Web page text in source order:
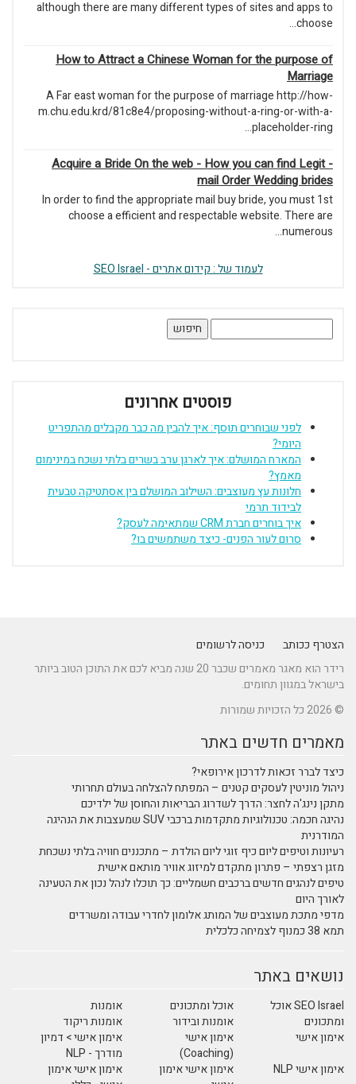
although there are many different types of sites and apps to
choose...
How to Attract a Chinese Woman for the purpose of
Marriage
A Far east woman for the purpose of marriage http://how-
m.chu.edu.krd/81c8e4/proposing-without-a-ring-or-with-a-
placeholder-ring...
Acquire a Bride On the web - How you can find Legit -
mail Order Wedding brides
In order to find the appropriate mail buy bride, you must 1st
choose a efficient and respectable website. There are
numerous...
לעמוד של : קידום אתרים - SEO Israel
פוסטים אחרונים
לפני שבוחרים תוסף: איך להבין מה כבר מקבלים מהתפריט
היומי?
המארח המושלם: איך לארגן ערב בשרים בלתי נשכח במינימום
מאמץ?
חלונות עץ מעוצבים: השילוב המושלם בין אסתטיקה טבעית
לבידוד תרמי
איך בוחרים חברת CRM שמתאימה לעסק?
סרום לעור הפנים- כיצד משתמשים בו?
הצטרף ככותב
כניסה לרשומים
רידר הוא מאגר מאמרים שכבר 20 שנה מביא לכם את התוכן הטוב ביותר
בישראל במגוון תחומים.
© 2026 כל הזכויות שמורות
מאמרים חדשים באתר
כיצד לברר זכאות לדרכון אירופאי?
ניהול מוניטין לעסקים קטנים – המפתח להצלחה בעולם תחרותי
מתקן נינג'ה לחצר: הדרך לשדרוג הבריאות והחוסן של ילדיכם
נהיגה חכמה: טכנולוגיות מתקדמות ברכבי SUV שמעצבות את הנהיגה
המודרנית
רעיונות וטיפים ליום כיף זוגי ליום הולדת – מתכננים חוויה בלתי נשכחת
מזגן רצפתי – פתרון מתקדם למיזוג אוויר מותאם אישית
טיפים לנהגים חדשים ברכבים חשמליים: כך תוכלו לנהל נכון את הטעינה
לאורך היום
מדפי מתכת מעוצבים של המותג אלומון לחדרי עבודה ומשרדים
תמא 38 כמנוף לצמיחה כלכלית
נושאים באתר
SEO Israel אוכל
ומתכונים
אוכל ומתכונים
אומנות
אומנות ובידור
אומנות ריקוד
אימון אישי
אימון אישי
(Coaching)
אימון אישי > דמיון
מודרך - NLP
אימון אישי NLP
אימון אישי אימון
אימון אישי אימון